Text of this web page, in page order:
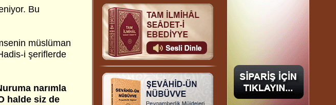
Bu
müslüman
i şeriflerde
narımla
halde siz de